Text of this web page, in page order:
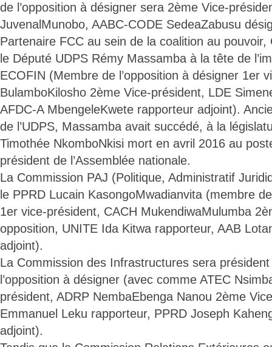
de l’opposition à désigner sera 2ème Vice-
JuvenalMunobo, AABC-CODE SedeaZabusu
Partenaire FCC au sein de la coalition au pouvoir,
le Député UDPS Rémy Massamba à la tête de
ECOFIN (Membre de l’opposition à désigner 1er
BulamboKilosho 2ème Vice-président, LDE
AFDC-A MbengeleKwete rapporteur adjoint).
de l’UDPS, Massamba avait succédé, à la
Timothée NkomboNkisi mort en avril 2016 au
président de l’Assemblée nationale.
La Commission PAJ (Politique, Administratif
le PPRD Lucain KasongoMwadianvita (membre
1er vice-président, CACH MukendiwaMulumba
opposition, UNITE Ida Kitwa rapporteur, AAB
adjoint).
La Commission des Infrastructures sera
l’opposition à désigner (avec comme ATEC
président, ADRP NembaEbenga Nanou 2ème
Emmanuel Leku rapporteur, PPRD Joseph
adjoint).